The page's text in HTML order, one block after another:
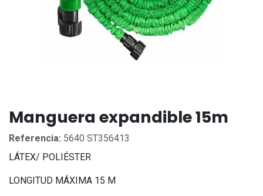
Manguera expandible 15m
Referencia: 5640 ST356413
LÁTEX/ POLIÉSTER
LONGITUD MÁXIMA 15 M